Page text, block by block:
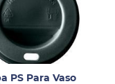
PS Para Vaso